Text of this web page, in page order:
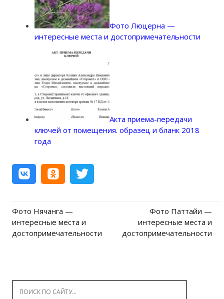
Фото Люцерна —
интересные места и достопримечательности
Акта приема-передачи
ключей от помещения. образец и бланк 2018
года
Post navigation
Фото Нячанга —
интересные места и
достопримечательности
Фото Паттайи —
интересные места и
достопримечательности